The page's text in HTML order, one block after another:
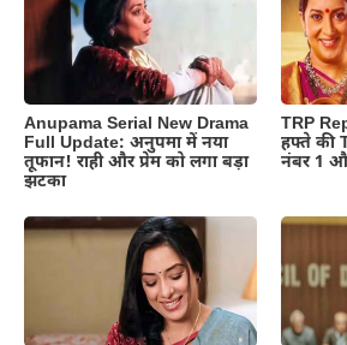
Anupama Serial New Drama
Full Update: अनुपमा में नया
तूफान! राही और प्रेम को लगा बड़ा
झटका
TRP
हफ्ते की
नंबर 1